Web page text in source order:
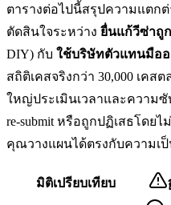
ตารางต่อไปนี้สรุปความแตก
ตัดสินใจระหว่าง ยื่นแก้วีซ่าถู
DIY) กับ ใช้บริษัทตัวแทนมืออ
สถิติเคสจริงกว่า 30,000 เค
ใหญ่ประเมินเวลาและความซั
re-submit หรือถูกปฏิเสธโดย
คุณวางแผนได้ตรงกับความเ
มิติเปรียบเทียบ